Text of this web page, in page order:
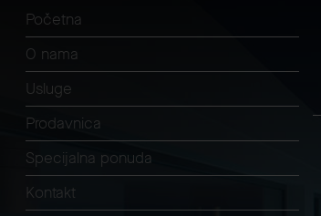
Početna
O nama
Usluge
Prodavnica
Specijalna ponuda
Kontakt